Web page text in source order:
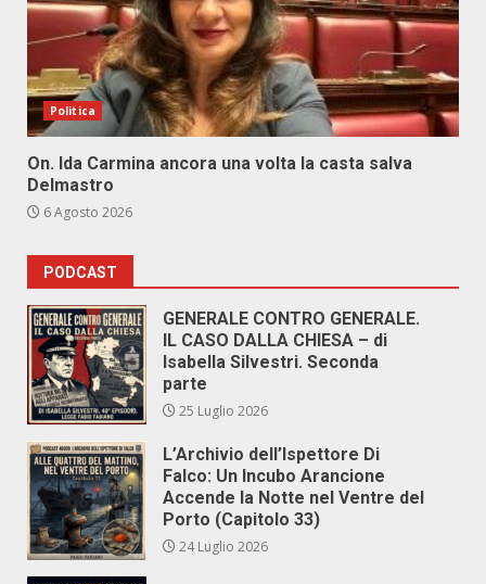
Politica
On. Ida Carmina ancora una volta la casta salva
Delmastro
6 Agosto 2026
PODCAST
GENERALE CONTRO GENERALE.
IL CASO DALLA CHIESA – di
Isabella Silvestri. Seconda
parte
25 Luglio 2026
L’Archivio dell’Ispettore Di
Falco: Un Incubo Arancione
Accende la Notte nel Ventre del
Porto (Capitolo 33)
24 Luglio 2026